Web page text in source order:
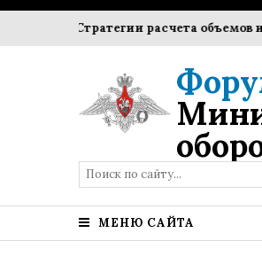
Стратегии расчета объемов и
МЕНЮ САЙТА